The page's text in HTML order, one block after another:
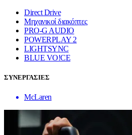
Direct Drive
Μηχανικοί διακόπτες
PRO-G AUDIO
POWERPLAY 2
LIGHTSYNC
BLUE VO!CE
ΣΥΝΕΡΓΑΣΙΕΣ
McLaren